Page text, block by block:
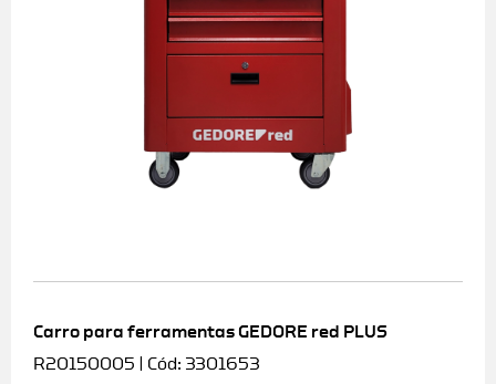
Carro para ferramentas GEDORE red PLUS
R20150005 | Cód: 3301653